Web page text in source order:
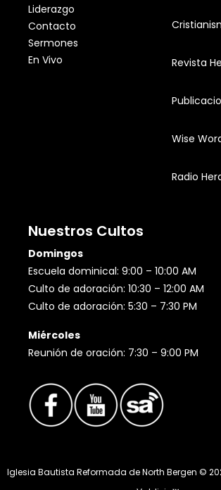
Liderazgo
Contacto
Sermones
En Vivo
Revista
Wise
Radio
Nuestros Cultos
Domingos
Escuela dominical: 9:00 – 10:00 AM
Culto de adoración: 10:30 – 12:00 AM
Culto de adoración: 5:30 – 7:30 PM
Miércoles
Reunión de oración: 7:30 – 9:00 PM
Iglesia Bautista Reformada de North Bergen ©